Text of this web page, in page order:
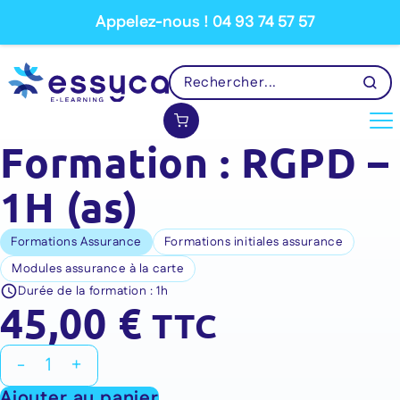
Appelez-nous ! 04 93 74 57 57
Formation : RGPD –
1H (as)
Formations Assurance
Formations initiales assurance
Modules assurance à la carte
Durée de la formation :1h
45,00 € TTC
-
quantité
de
+